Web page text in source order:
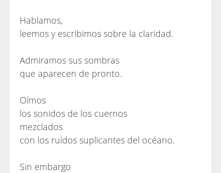
Hablamos,
leemos y escribimos sobre la claridad.
Admiramos sus sombras
que aparecen de pronto.
Oímos
los sonidos de los cuernos
mezclados
con los ruidos suplicantes del océano.
Sin embargo